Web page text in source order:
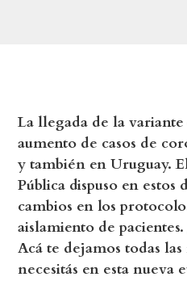
La llegada de la
aumento de casos de
y también en Uruguay.
Pública dispuso en estos
cambios en los
aislamiento de pacientes.
Acá te dejamos todas las
necesitás en esta nueva